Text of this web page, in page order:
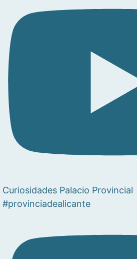
Curiosidades Palacio Provincial
#provinciadealicante